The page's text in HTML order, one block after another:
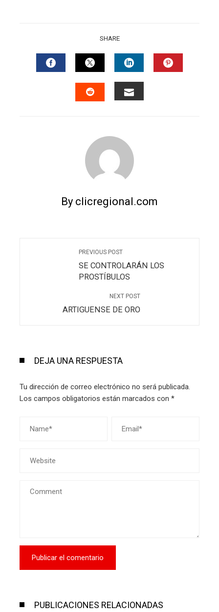
SHARE
FACEBOOKTWITTERLINKEDIN
By clicregional.com
PREVIOUS POST
SE CONTROLARÁN LOS
PROSTÍBULOS
NEXT POST
ARTIGUENSE DE ORO
DEJA UNA RESPUESTA
Tu dirección de correo electrónico no será publicada.
Los campos obligatorios están marcados con *
PUBLICACIONES RELACIONADAS